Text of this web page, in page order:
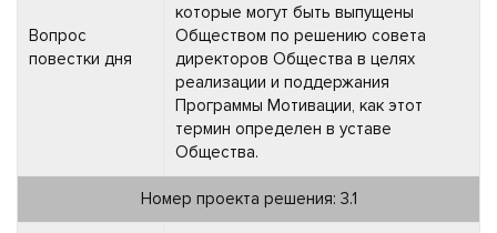
Вопрос
повестки дня
которые могут быть выпущены
Обществом по решению совета
директоров Общества в целях
реализации и поддержания
Программы Мотивации, как этот
термин определен в уставе
Общества.
Номер проекта решения: 3.1